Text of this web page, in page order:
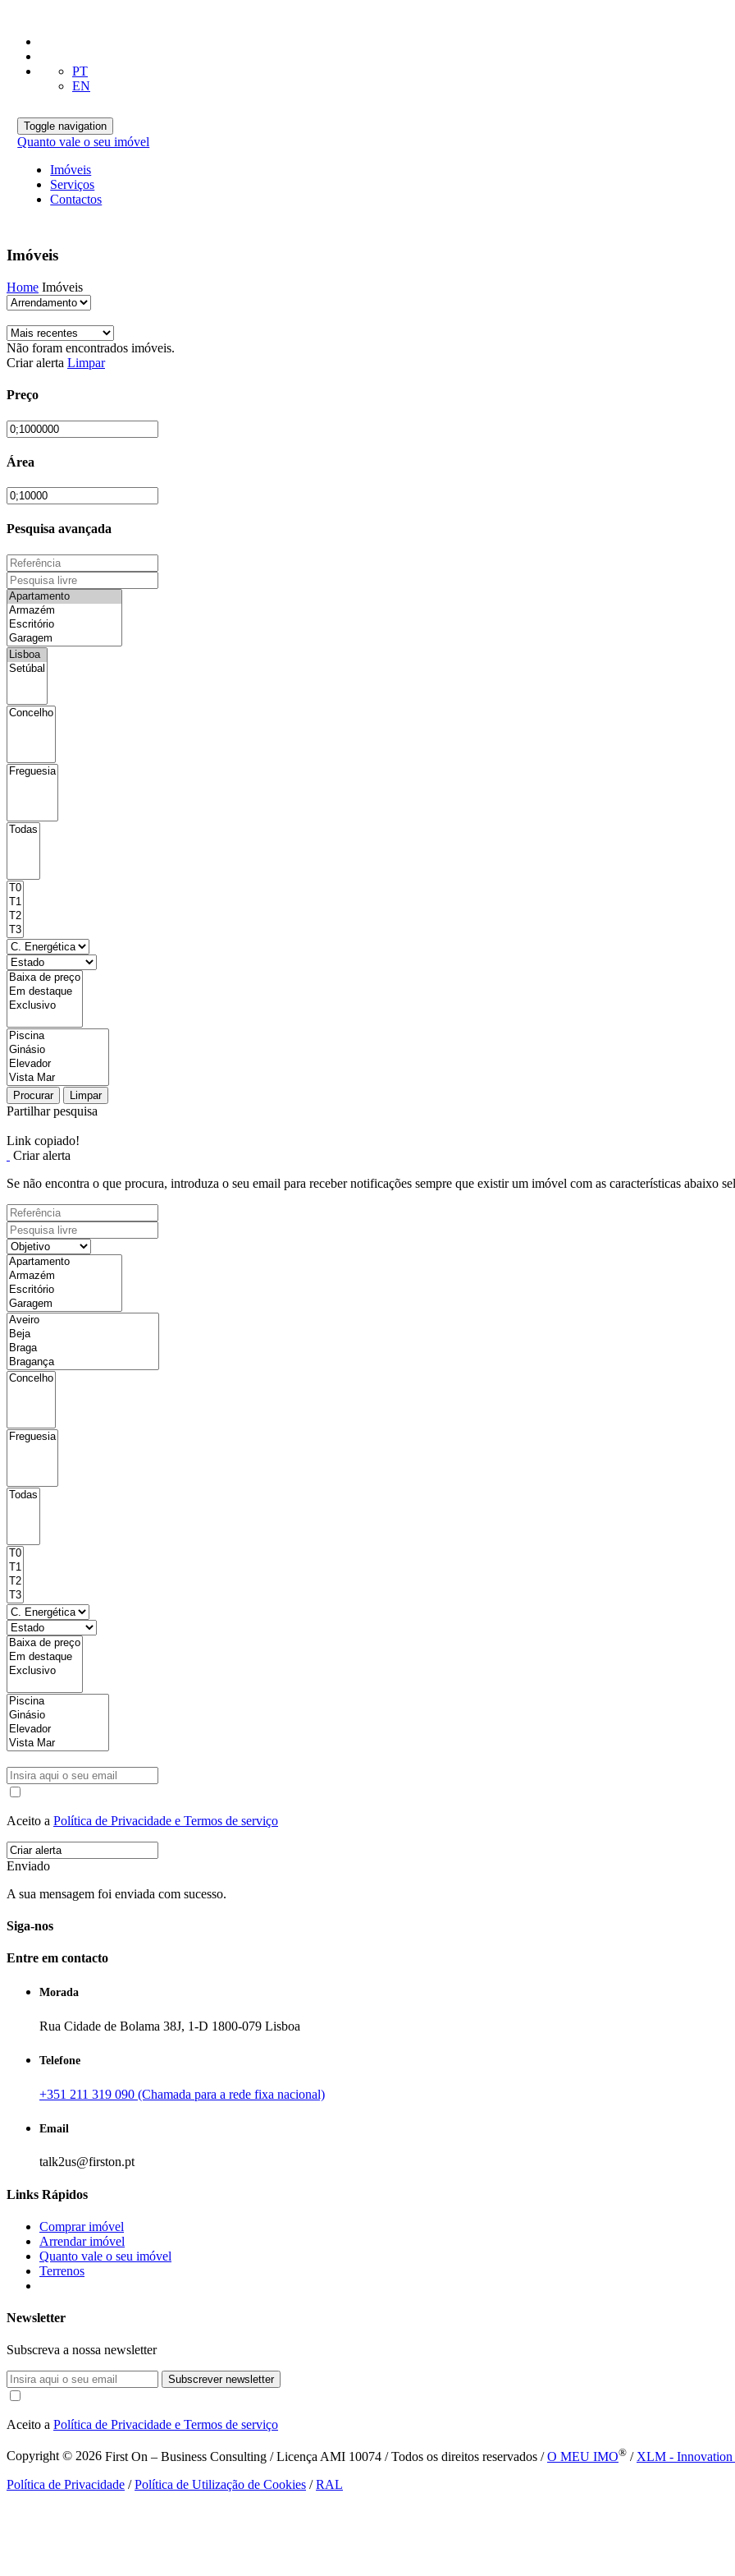
PT
EN
Toggle navigation
Quanto vale o seu imóvel
Imóveis
Serviços
Contactos
Imóveis
Home Imóveis
Não foram encontrados imóveis.
Criar alerta Limpar
Preço
Área
Pesquisa avançada
Procurar Limpar
Partilhar pesquisa
Link copiado!
Criar alerta
Se não encontra o que procura, introduza o seu email para receber notificações sempre que existir um imóvel com as características abaixo
Aceito a Política de Privacidade e Termos de serviço
Enviado
A sua mensagem foi enviada com sucesso.
Siga-nos
Entre em contacto
Morada
Rua Cidade de Bolama 38J, 1-D 1800-079 Lisboa
Telefone
+351 211 319 090 (Chamada para a rede fixa nacional)
Email
talk2us@firston.pt
Links Rápidos
Comprar imóvel
Arrendar imóvel
Quanto vale o seu imóvel
Terrenos
Newsletter
Subscreva a nossa newsletter
Subscrever newsletter
Aceito a Política de Privacidade e Termos de serviço
Copyright © 2026 First On – Business Consulting / Licença AMI 10074 / Todos os direitos reservados /O MEU IMO® / XLM -
Política de Privacidade /Política de Utilização de Cookies /RAL